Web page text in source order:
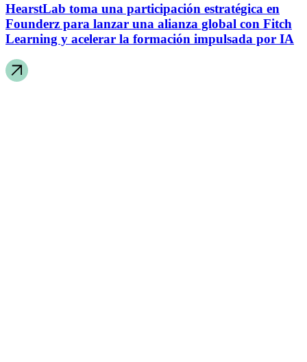
HearstLab toma una participación estratégica en
Founderz para lanzar una alianza global con Fitch
Learning y acelerar la formación impulsada por IA